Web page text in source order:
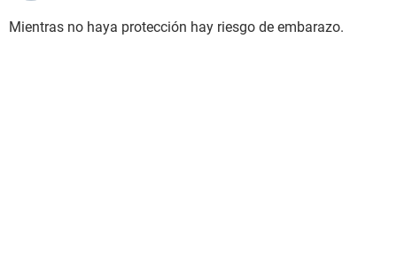
Mientras no haya protección hay riesgo de embarazo.